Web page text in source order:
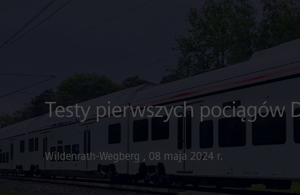
Testy pierwszych pociągów
Wildenrath-Wegberg , 08 maja 2024 r.